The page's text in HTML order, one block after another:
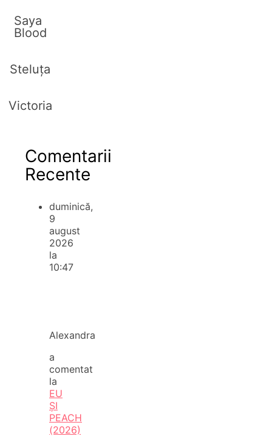
Saya
Blood
Steluța
Victoria
Comentarii
Recente
duminică,
9
august
2026
la
10:47
Alexandra
a
comentat
la
EU
ȘI
PEACH
(2026)